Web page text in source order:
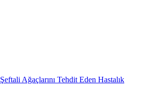
Şeftali Ağaçlarını Tehdit Eden Hastalık